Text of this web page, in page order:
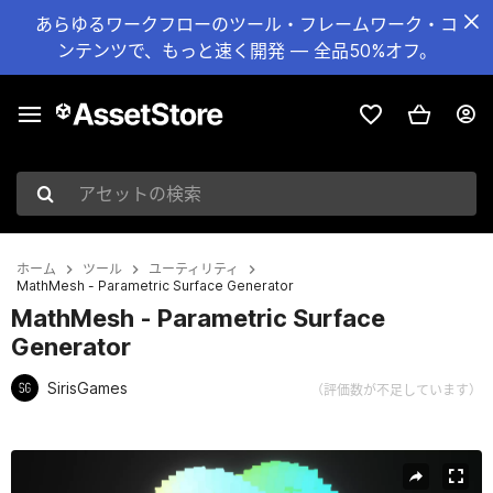
あらゆるワークフローのツール・フレームワーク・コ
ンテンツで、もっと速く開発 — 全品50%オフ。
アセットの検索
ホーム ツール
ユーティリティ
MathMesh - Parametric Surface Generator
MathMesh - Parametric Surface
Generator
SirisGames （評価数が不足しています）
現在のスライド：1 / 7